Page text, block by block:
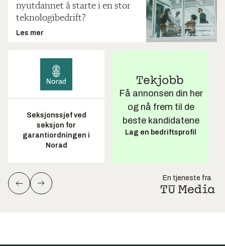
nyutdannet å starte i en stor
teknologibedrift?
Les mer
Seksjonssjef ved
seksjon for
garantiordningen i
Norad
Få annonsen din her
og nå frem til de
beste kandidatene
Lag en bedriftsprofil
En tjeneste fra